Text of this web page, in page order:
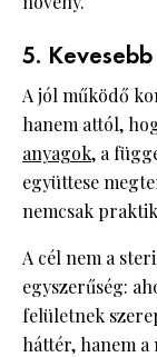
5.
A jól működő
hanem attól,
anyagok, a
együttese
nemcsak
A cél nem a
egyszerűség:
felületnek
háttér, hanem a